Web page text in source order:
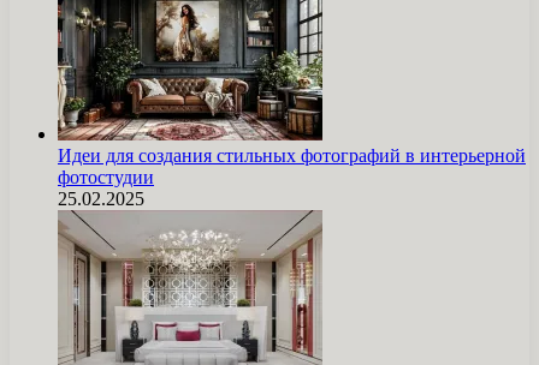
Идеи для создания стильных фотографий в интерьерной
фотостудии
25.02.2025